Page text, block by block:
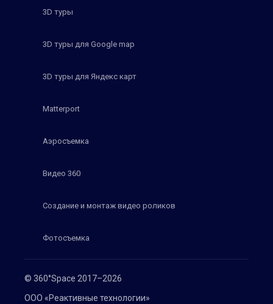
© 360°Space 2017–2026
ООО «Реактивные технологии»
3D туры
3D туры для Google map
3D туры для Яндекс карт
Matterport
Аэросъемка
Видео 360
Создание и монтаж видео роликов
Фотосъемка